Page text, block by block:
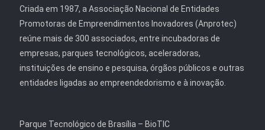
Criada em 1987, a Associação Nacional de Entidades
Promotoras de Empreendimentos Inovadores (Anprotec)
reúne mais de 300 associados, entre incubadoras de
empresas, parques tecnológicos, aceleradoras,
instituições de ensino e pesquisa, órgãos públicos e outras
entidades ligadas ao empreendedorismo e à inovação.
Parque Tecnológico de Brasília – BioTIC